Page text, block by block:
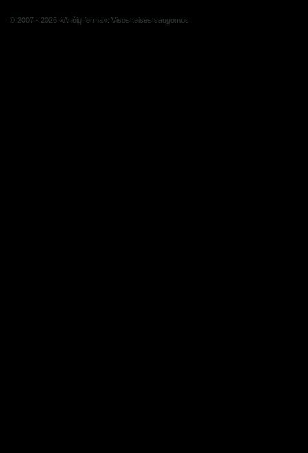
© 2007 - 2026 «Ančių ferma». Visos teisės saugomos